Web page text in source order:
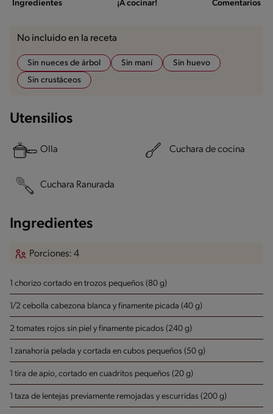
Ingredientes ¡A cocinar! Comentarios
No incluido en la receta
Sin nueces de árbol Sin maní
Sin huevo
Sin crustáceos
Utensilios
Olla Cuchara de cocina
Cuchara Ranurada
Ingredientes
Porciones: 4
1 chorizo cortado en trozos pequeños (80 g)
1/2 cebolla cabezona blanca y finamente picada (40 g)
2 tomates rojos sin piel y finamente picados (240 g)
1 zanahoria pelada y cortada en cubos pequeños (50 g)
1 tira de apio, cortado en cuadritos pequeños (20 g)
1 taza de lentejas previamente remojadas y escurridas (200 g)